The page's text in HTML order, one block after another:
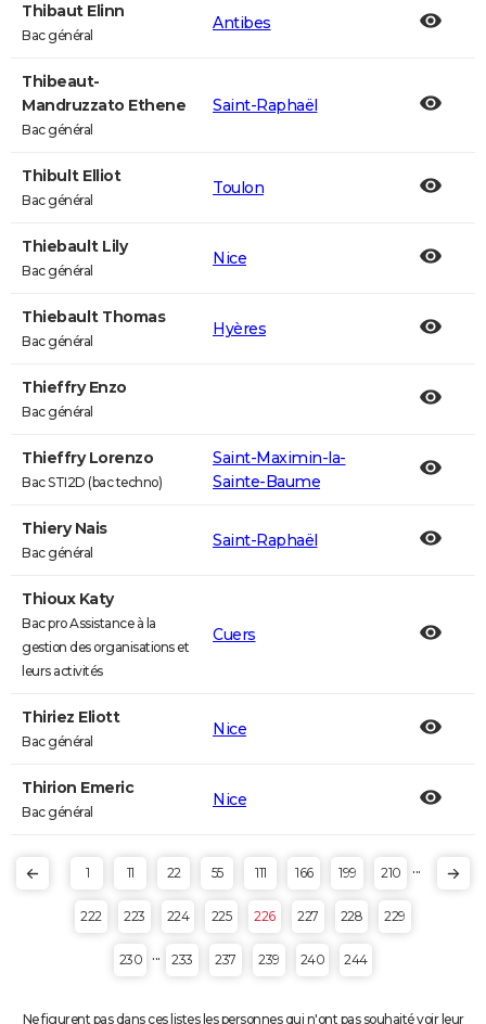
Thibaut Elinn
Bac général
Antibes
Thibeaut-
Mandruzzato Ethene
Bac général
Saint-Raphaël
Thibult Elliot
Bac général
Toulon
Thiebault Lily
Bac général
Nice
Thiebault Thomas
Bac général
Hyères
Thieffry Enzo
Bac général
Thieffry Lorenzo
Bac STI2D (bac techno)
Saint-Maximin-la-
Sainte-Baume
Thiery Nais
Bac général
Saint-Raphaël
Thioux Katy
Bac pro Assistance à la
gestion des organisations et
leurs activités
Cuers
Thiriez Eliott
Bac général
Nice
Thirion Emeric
Bac général
Nice
1 11 22 55 111 166 199 210 ...
222 223 224 225 226 227 228 229
230 ... 233 237 239 240 244
Ne figurent pas dans ces listes les personnes qui n'ont pas souhaité voir leur